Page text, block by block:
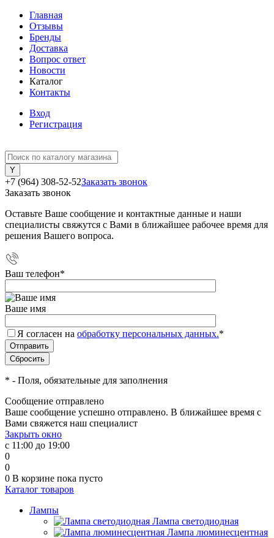
Главная
Отзывы
Бренды
Доставка
Вопрос ответ
Новости
Каталог
Контакты
Вход
Регистрация
+7 (964) 308-52-52Заказать звонок
Заказать звонок
Оставьте Ваше сообщение и контактные данные и наши
специалисты свяжутся с Вами в ближайшее рабочее время для
решения Вашего вопроса.
Ваш телефон*
Ваше имя
Я согласен на обработку персональных данных.*
* - Поля, обязательные для заполнения
Сообщение отправлено
Ваше сообщение успешно отправлено. В ближайшее время с
Вами свяжется наш специалист
Закрыть окно
с 11:00 до 19:00
0
0
0 В корзине пока пусто
Каталог товаров
Лампы
Лампа светодиодная
Лампа люминесцентная